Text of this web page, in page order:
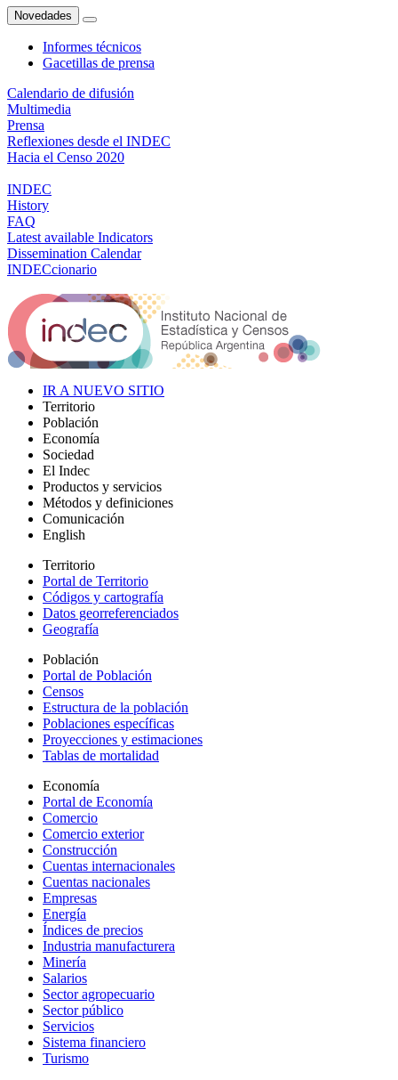
Novedades
Informes técnicos
Gacetillas de prensa
Calendario de difusión
Multimedia
Prensa
Reflexiones desde el INDEC
Hacia el Censo 2020
INDEC
History
FAQ
Latest available Indicators
Dissemination Calendar
INDECcionario
IR A NUEVO SITIO
Territorio
Población
Economía
Sociedad
El Indec
Productos y servicios
Métodos y definiciones
Comunicación
English
Territorio
Portal de Territorio
Códigos y cartografía
Datos georreferenciados
Geografía
Población
Portal de Población
Censos
Estructura de la población
Poblaciones específicas
Proyecciones y estimaciones
Tablas de mortalidad
Economía
Portal de Economía
Comercio
Comercio exterior
Construcción
Cuentas internacionales
Cuentas nacionales
Empresas
Energía
Índices de precios
Industria manufacturera
Minería
Salarios
Sector agropecuario
Sector público
Servicios
Sistema financiero
Turismo